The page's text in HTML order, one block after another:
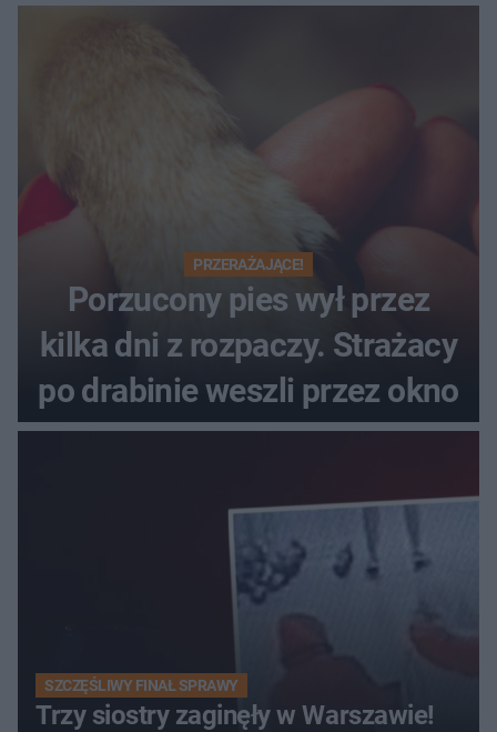
PRZERAŻAJĄCE!
Porzucony pies wył przez
kilka dni z rozpaczy. Strażacy
po drabinie weszli przez okno
SZCZĘŚLIWY FINAŁ SPRAWY
Trzy siostry zaginęły w Warszawie!